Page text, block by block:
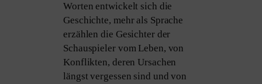
Worten ent­wi­ckelt sich die
Geschichte, mehr als Sprache
erzäh­len die Gesichter der
Schauspieler vom Leben, von
Konflikten, deren Ursachen
längst ver­ges­sen sind und von